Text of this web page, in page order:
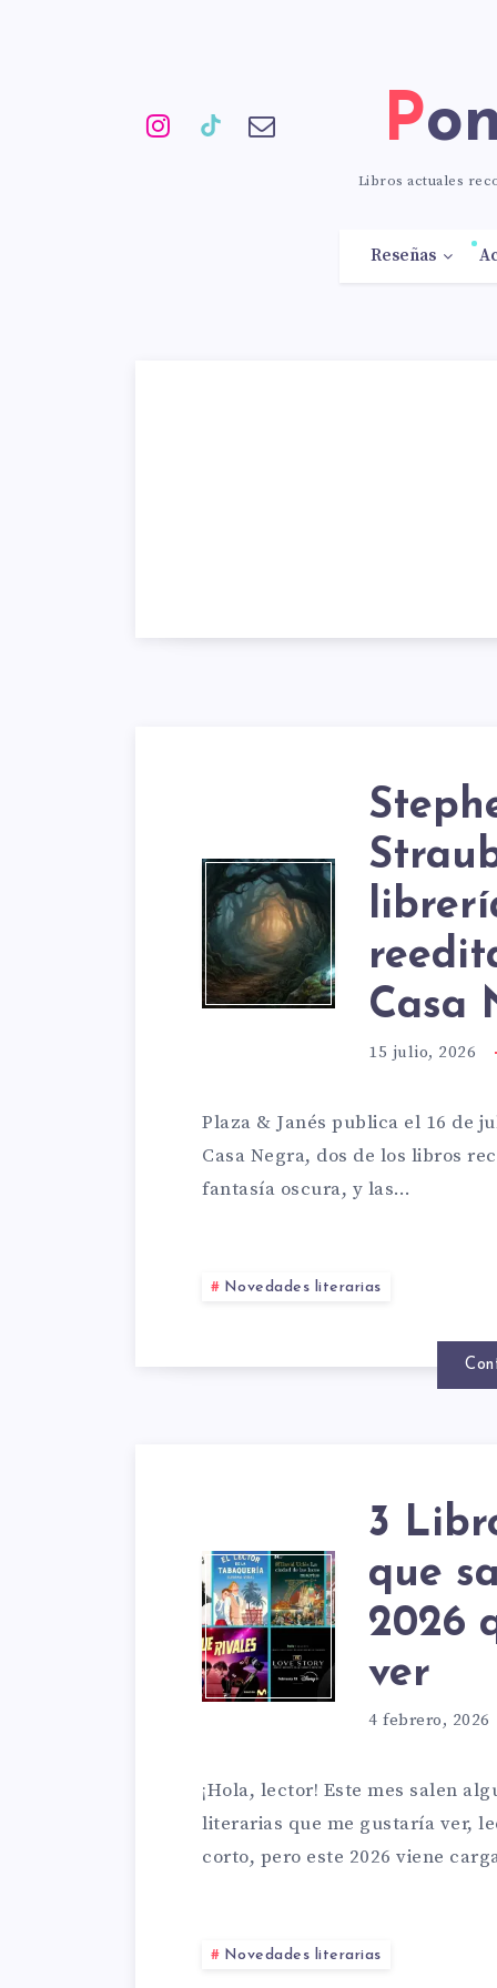
Libros actuales
Reseñas
KING
Y
PETER
LAS
PLAZA
&
JANÉS
Casa
15 julio, 2026
Plaza & Janés publica el 16 de
Casa Negra, dos de los libros
fantasía oscura, y las…
Novedades literarias
3
Y
3
3
que
2026
ver
4 febrero, 2026
¡Hola, lector! Este mes salen
literarias que me gustaría ver,
corto, pero este 2026 viene
Novedades literarias